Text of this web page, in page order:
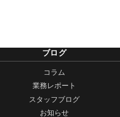
ブログ
コラム
業務レポート
スタッフブログ
お知らせ